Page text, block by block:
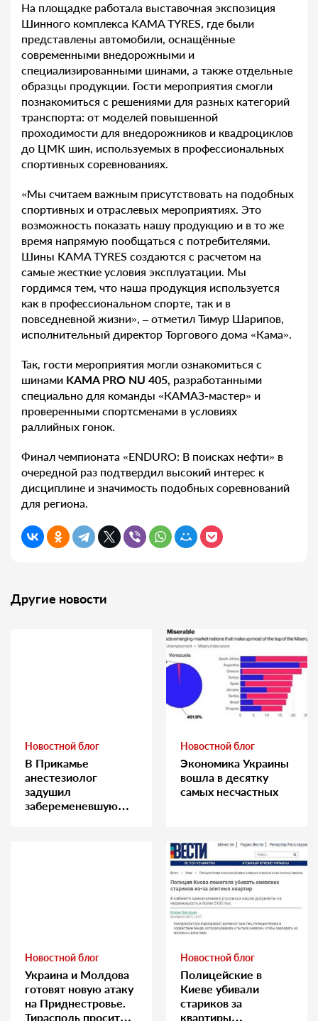
На площадке работала выставочная экспозиция
Шинного комплекса KAMA TYRES, где были
представлены автомобили, оснащённые
современными внедорожными и
специализированными шинами, а также отдельные
образцы продукции. Гости мероприятия смогли
познакомиться с решениями для разных категорий
транспорта: от моделей повышенной
проходимости для внедорожников и квадроциклов
до ЦМК шин, используемых в профессиональных
спортивных соревнованиях.
«Мы считаем важным присутствовать на подобных
спортивных и отраслевых мероприятиях. Это
возможность показать нашу продукцию и в то же
время напрямую пообщаться с потребителями.
Шины KAMA TYRES создаются с расчетом на
самые жесткие условия эксплуатации. Мы
гордимся тем, что наша продукция используется
как в профессиональном спорте, так и в
повседневной жизни», – отметил Тимур Шарипов,
исполнительный директор Торгового дома «Кама».
Так, гости мероприятия могли ознакомиться с
шинами KAMA PRO NU 405, разработанными
специально для команды «КАМАЗ-мастер» и
проверенными спортсменами в условиях
раллийных гонок.
Финал чемпионата «ENDURO: В поисках нефти» в
очередной раз подтвердил высокий интерес к
дисциплине и значимость подобных соревнований
для региона.
Другие новости
Новостной блог
В Прикамье
анестезиолог
задушил
забеременевшую
Новостной блог
Экономика Украины
вошла в десятку
самых несчастных
Новостной блог
Украина и Молдова
готовят новую атаку
на Приднестровье.
Тирасполь просит
Новостной блог
Полицейские в
Киеве убивали
стариков за
квартиры…